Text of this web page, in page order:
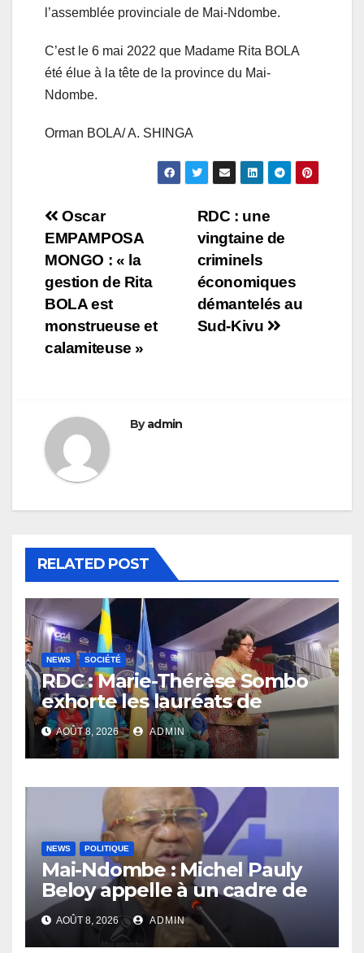
l’assemblée provinciale de Mai-Ndombe.
C’est le 6 mai 2022 que Madame Rita BOLA
été élue à la tête de la province du Mai-
Ndombe.
Orman BOLA/ A. SHINGA
Navigation
de
l’article
RDC : une
vingtaine de
criminels
économiques
démantelés au
Sud-Kivu
Oscar
EMPAMPOSA
MONGO : « la
gestion de Rita
BOLA est
monstrueuse et
calamiteuse »
Byadmin
RELATED POST
NEWS SOCIÉTÉ
RDC : Marie-Thérèse Sombo
exhorte les lauréats de
l’UNIKIN à mettre leurs
compétences au service de
la nation
AOÛT 8, 2026 ADMIN
NEWS POLITIQUE
Mai-Ndombe : Michel Pauly
Beloy appelle à un cadre de
concertation avant la tenue
du dialogue inclusif
AOÛT 8, 2026 ADMIN